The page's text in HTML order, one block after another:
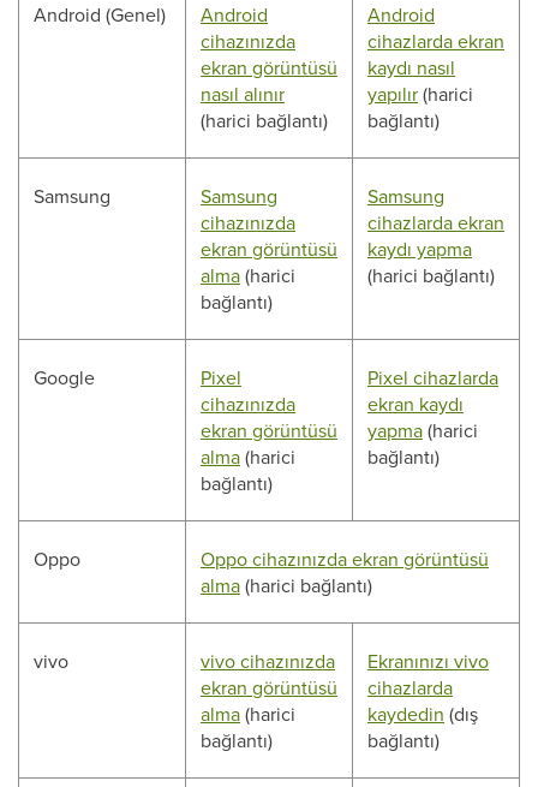
Android (Genel)
Android
cihazınızda
ekran görüntüsü
nasıl alınır
(harici bağlantı)
Android
cihazlarda ekran
kaydı nasıl
yapılır(harici
bağlantı)
Samsung
Samsung
cihazınızda
ekran görüntüsü
alma(harici
bağlantı)
Samsung
cihazlarda ekran
kaydı yapma
(harici bağlantı)
Google
Pixel
cihazınızda
ekran görüntüsü
alma(harici
bağlantı)
Pixel cihazlarda
ekran kaydı
yapma(harici
bağlantı)
Oppo
Oppo cihazınızda ekran görüntüsü
alma(harici bağlantı)
vivo
vivo cihazınızda
ekran görüntüsü
alma(harici
bağlantı)
Ekranınızı vivo
cihazlarda
kaydedin (dış
bağlantı)